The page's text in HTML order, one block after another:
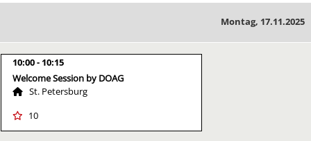
Montag, 17.11.2025
10:00
10:15
Welcome Session by DOAG
St. Petersburg
10